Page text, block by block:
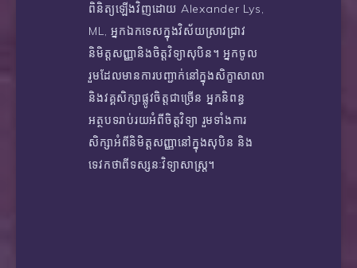
ពិនិត្យឡើងវិញដោយ Alexander Lys,
ML, អ្នកឯកទេសក្នុងវិស័យស្រាវជ្រាវ
និមិត្តសញ្ញានិងចិត្តវិទ្យាសុបិន។ អ្នកចូល
រួមដែលមានការបញ្ជាក់នៅក្នុងសិក្ខាសាលា
និងវគ្គសិក្សាផ្លូវចិត្តជាច្រើន អ្នកនិពន្ធ
អត្ថបទរាប់រយអំពីចិត្តវិទ្យា រួមទាំងការ
សិក្សាអំពីនិមិត្តសញ្ញានៅក្នុងសុបិន និង
ទេវកថាពីទស្សនៈវិទ្យាសាស្ត្រ។